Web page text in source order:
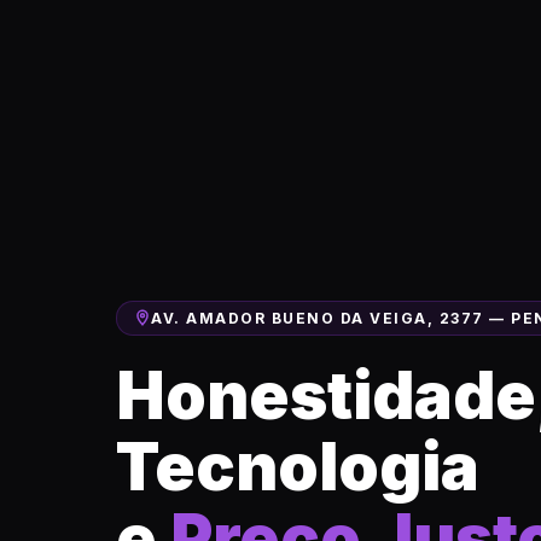
AV. AMADOR BUENO DA VEIGA, 2377 —
Tecnologia